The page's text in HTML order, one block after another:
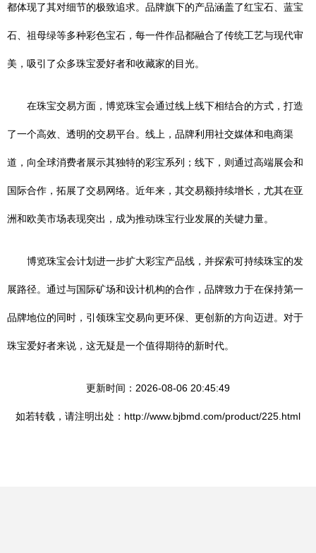
都体现了其对细节的极致追求。品牌旗下的产品涵盖了红宝石、蓝宝
石、祖母绿等多种彩色宝石，每一件作品都融合了传统工艺与现代审
美，吸引了众多珠宝爱好者和收藏家的目光。
在珠宝交易方面，博览珠宝会通过线上线下相结合的方式，打造
了一个高效、透明的交易平台。线上，品牌利用社交媒体和电商渠
道，向全球消费者展示其独特的彩宝系列；线下，则通过高端展会和
国际合作，拓展了交易网络。近年来，其交易额持续增长，尤其在亚
洲和欧美市场表现突出，成为推动珠宝行业发展的关键力量。
博览珠宝会计划进一步扩大彩宝产品线，并探索可持续珠宝的发
展路径。通过与国际矿场和设计机构的合作，品牌致力于在保持第一
品牌地位的同时，引领珠宝交易向更环保、更创新的方向迈进。对于
珠宝爱好者来说，这无疑是一个值得期待的新时代。
更新时间：2026-08-06 20:45:49
如若转载，请注明出处：http://www.bjbmd.com/product/225.html